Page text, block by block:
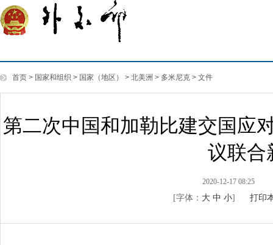
首页 > 国家和组织 > 国家（地区） > 北美洲 > 多米尼克 > 文件
第二次中国和加勒比建交国应
议联合
2020-12-17 08:25
[字体： 大 中 小] 打印